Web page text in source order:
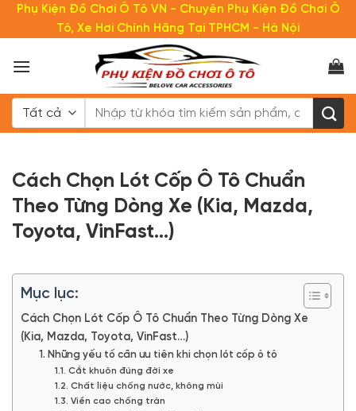
dung
Phụ Kiện Đồ Chơi Ô Tô VN - Chuyên Phụ Kiện Đồ Chơi Ô
Tô, Xe Hơi Chính Hãng Tại TPHCM - Hà Nội
Tìm
kiếm:
Cách Chọn Lót Cốp Ô Tô Chuẩn
Theo Từng Dòng Xe (Kia, Mazda,
Toyota, VinFast…)
Mục lục:
Cách Chọn Lót Cốp Ô Tô Chuẩn Theo Từng Dòng Xe
(Kia, Mazda, Toyota, VinFast…)
1. Những yếu tố cần ưu tiên khi chọn lót cốp ô tô
1.1. Cắt khuôn đúng đời xe
1.2. Chất liệu chống nước, không mùi
1.3. Viền cao chống tràn